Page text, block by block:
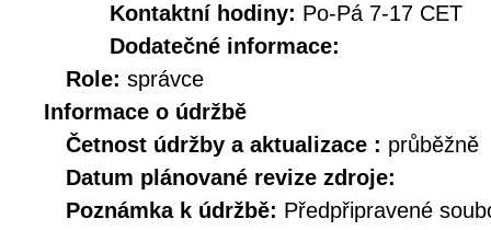
Kontaktní hodiny: Po-Pá 7-17 CET
Dodatečné informace:
Role: správce
Informace o údržbě
Četnost údržby a aktualizace : průběžně
Datum plánované revize zdroje:
Poznámka k údržbě: Předpřipravené